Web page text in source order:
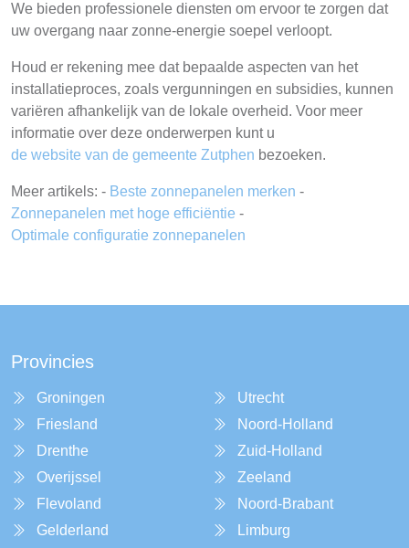
We bieden professionele diensten om ervoor te zorgen dat
uw overgang naar zonne-energie soepel verloopt.
Houd er rekening mee dat bepaalde aspecten van het
installatieproces, zoals vergunningen en subsidies, kunnen
variëren afhankelijk van de lokale overheid. Voor meer
informatie over deze onderwerpen kunt u
de website van de gemeente Zutphen bezoeken.
Meer artikels: - Beste zonnepanelen merken -
Zonnepanelen met hoge efficiëntie -
Optimale configuratie zonnepanelen
Provincies
Groningen
Friesland
Drenthe
Overijssel
Flevoland
Gelderland
Utrecht
Noord-Holland
Zuid-Holland
Zeeland
Noord-Brabant
Limburg